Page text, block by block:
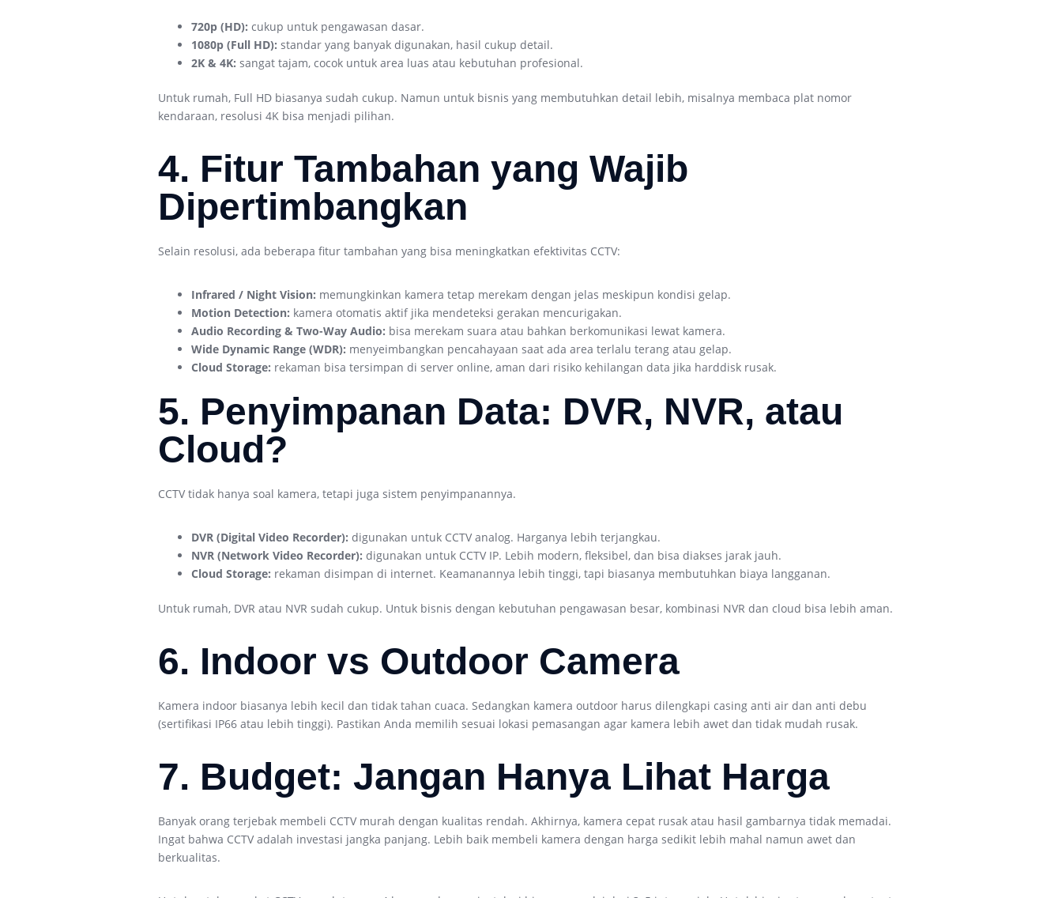
720p (HD): cukup untuk pengawasan dasar.
1080p (Full HD): standar yang banyak digunakan, hasil cukup detail.
2K & 4K: sangat tajam, cocok untuk area luas atau kebutuhan profesional.
Untuk rumah, Full HD biasanya sudah cukup. Namun untuk bisnis yang membutuhkan detail lebih, misalnya membaca plat nomor
kendaraan, resolusi 4K bisa menjadi pilihan.
4. Fitur Tambahan yang Wajib
Dipertimbangkan
Selain resolusi, ada beberapa fitur tambahan yang bisa meningkatkan efektivitas CCTV:
Infrared / Night Vision: memungkinkan kamera tetap merekam dengan jelas meskipun kondisi gelap.
Motion Detection: kamera otomatis aktif jika mendeteksi gerakan mencurigakan.
Audio Recording & Two-Way Audio: bisa merekam suara atau bahkan berkomunikasi lewat kamera.
Wide Dynamic Range (WDR): menyeimbangkan pencahayaan saat ada area terlalu terang atau gelap.
Cloud Storage: rekaman bisa tersimpan di server online, aman dari risiko kehilangan data jika harddisk rusak.
5. Penyimpanan Data: DVR, NVR, atau
Cloud?
CCTV tidak hanya soal kamera, tetapi juga sistem penyimpanannya.
DVR (Digital Video Recorder): digunakan untuk CCTV analog. Harganya lebih terjangkau.
NVR (Network Video Recorder): digunakan untuk CCTV IP. Lebih modern, fleksibel, dan bisa diakses jarak jauh.
Cloud Storage: rekaman disimpan di internet. Keamanannya lebih tinggi, tapi biasanya membutuhkan biaya langganan.
Untuk rumah, DVR atau NVR sudah cukup. Untuk bisnis dengan kebutuhan pengawasan besar, kombinasi NVR dan cloud bisa lebih aman.
6. Indoor vs Outdoor Camera
Kamera indoor biasanya lebih kecil dan tidak tahan cuaca. Sedangkan kamera outdoor harus dilengkapi casing anti air dan anti debu
(sertifikasi IP66 atau lebih tinggi). Pastikan Anda memilih sesuai lokasi pemasangan agar kamera lebih awet dan tidak mudah rusak.
7. Budget: Jangan Hanya Lihat Harga
Banyak orang terjebak membeli CCTV murah dengan kualitas rendah. Akhirnya, kamera cepat rusak atau hasil gambarnya tidak memadai.
Ingat bahwa CCTV adalah investasi jangka panjang. Lebih baik membeli kamera dengan harga sedikit lebih mahal namun awet dan
berkualitas.